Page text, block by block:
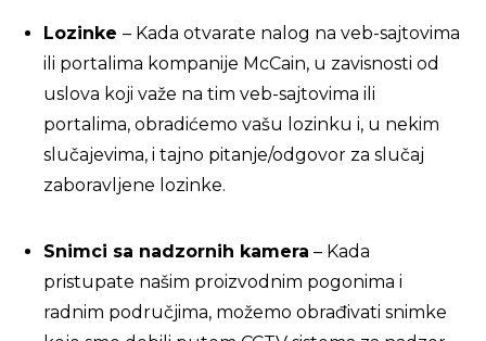
Lozinke – Kada otvarate nalog na veb-sajtovima
ili portalima kompanije McCain, u zavisnosti od
uslova koji važe na tim veb-sajtovima ili
portalima, obradićemo vašu lozinku i, u nekim
slučajevima, i tajno pitanje/odgovor za slučaj
zaboravljene lozinke.
Snimci sa nadzornih kamera – Kada
pristupate našim proizvodnim pogonima i
radnim područjima, možemo obrađivati snimke